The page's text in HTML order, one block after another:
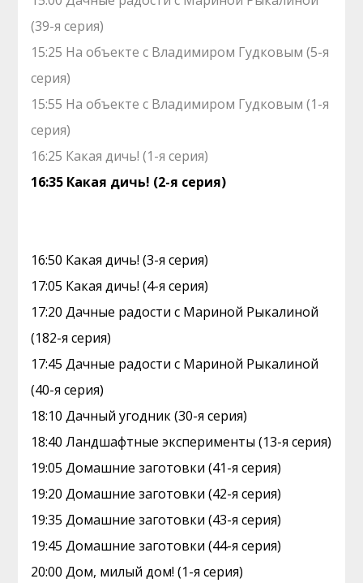
(39-я серия)
15:25 На объекте с Владимиром Гудковым (5-я
серия)
15:55 На объекте с Владимиром Гудковым (1-я
серия)
16:25 Какая дичь! (1-я серия)
16:35 Какая дичь! (2-я серия)
16:50 Какая дичь! (3-я серия)
17:05 Какая дичь! (4-я серия)
17:20 Дачные радости с Мариной Рыкалиной
(182-я серия)
17:45 Дачные радости с Мариной Рыкалиной
(40-я серия)
18:10 Дачный угодник (30-я серия)
18:40 Ландшафтные эксперименты (13-я серия)
19:05 Домашние заготовки (41-я серия)
19:20 Домашние заготовки (42-я серия)
19:35 Домашние заготовки (43-я серия)
19:45 Домашние заготовки (44-я серия)
20:00 Дом, милый дом! (1-я серия)